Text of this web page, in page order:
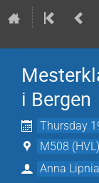
i Bergen
Thursday
M508 (HVL)
Anna